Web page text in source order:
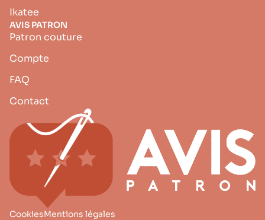
Ikatee
AVIS PATRON
Patron couture
Compte
FAQ
Contact
CookiesMentions légales